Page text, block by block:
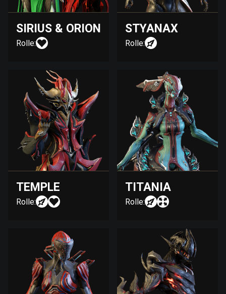
SIRIUS & ORION
Rolle:
STYANAX
Rolle:
TEMPLE
Rolle:
TITANIA
Rolle: